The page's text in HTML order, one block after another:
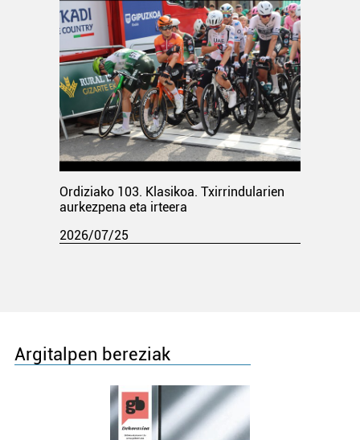
Ordiziako 103. Klasikoa. Txirrindularien
aurkezpena eta irteera
2026/07/25
Argitalpen bereziak